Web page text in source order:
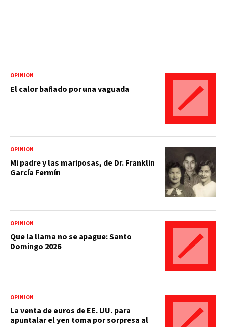
OPINIÓN
El calor bañado por una vaguada
OPINIÓN
Mi padre y las mariposas, de Dr. Franklin
García Fermín
OPINIÓN
Que la llama no se apague: Santo
Domingo 2026
OPINIÓN
La venta de euros de EE. UU. para
apuntalar el yen toma por sorpresa al